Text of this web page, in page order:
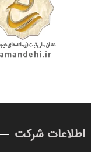
اطلاعات شرکت